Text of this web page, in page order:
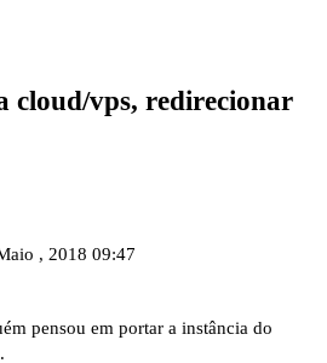
cloud/vps, redirecionar
, 2018 09:47
pensou em portar a instância do